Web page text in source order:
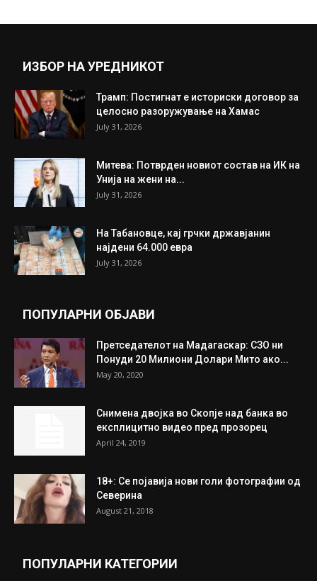
ИЗБОР НА УРЕДНИКОТ
Трамп: Постигнат е историски договор за
целосно разоружување на Хамас
July 31, 2026
Митева: Потврден новиот состав на ИК на
Унија на жени на...
July 31, 2026
На Табановце, кај грчки државјанин
најдени 64.000 евра
July 31, 2026
ПОПУЛАРНИ ОБЈАВИ
Претседателот на Мадагаскар: СЗО ни
Понуди 20 Милиони Долари Мито ако...
May 20, 2020
Снимена двојка во Скопје над банка во
експлицитно видео пред прозорец
April 24, 2019
18+: Се појавија нови голи фотографии од
Северина
August 21, 2018
ПОПУЛАРНИ КАТЕГОРИИ